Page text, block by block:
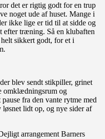
det er rigtig godt for en trup
noget ude af huset. Mange i
ikke lige er tid til at sidde og
træning. Så en klubaften
sikkert godt, for et i
blev sendt stikpiller, grinet
omklædningsrum og
fra den vante rytme med
lidt op, og nye sider af
arrangement Barners